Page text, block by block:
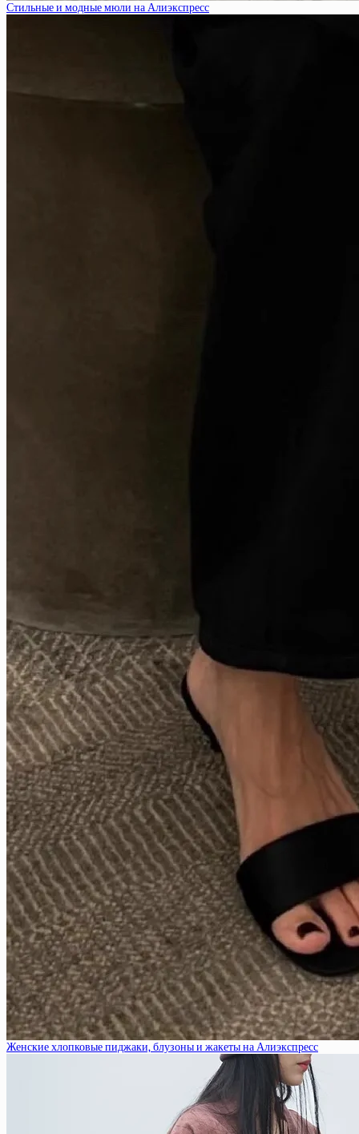
Стильные и модные мюли на Алиэкспресс
Женские хлопковые пиджаки, блузоны и жакеты на Алиэкспресс